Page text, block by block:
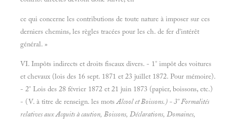
ce qui concerne les contributions de toute nature à imposer sur ces
derniers chemins, les règles tracées pour les ch. de fer d'intérêt
général. »
VI. Impôts indirects et droits fiscaux divers. - 1° impôt des voitures
et chevaux (lois des 16 sept. 1871 et 23 juillet 1872. Pour mémoire).
- 2° Lois des 28 février 1872 et 21 juin 1873 (papier, boissons, etc.)
- (V. à titre de renseign. les motsAlcooletBoissons.) - 3° Formalités
relatives auxAcquits à caution, Boissons, Déclarations, Domaines,